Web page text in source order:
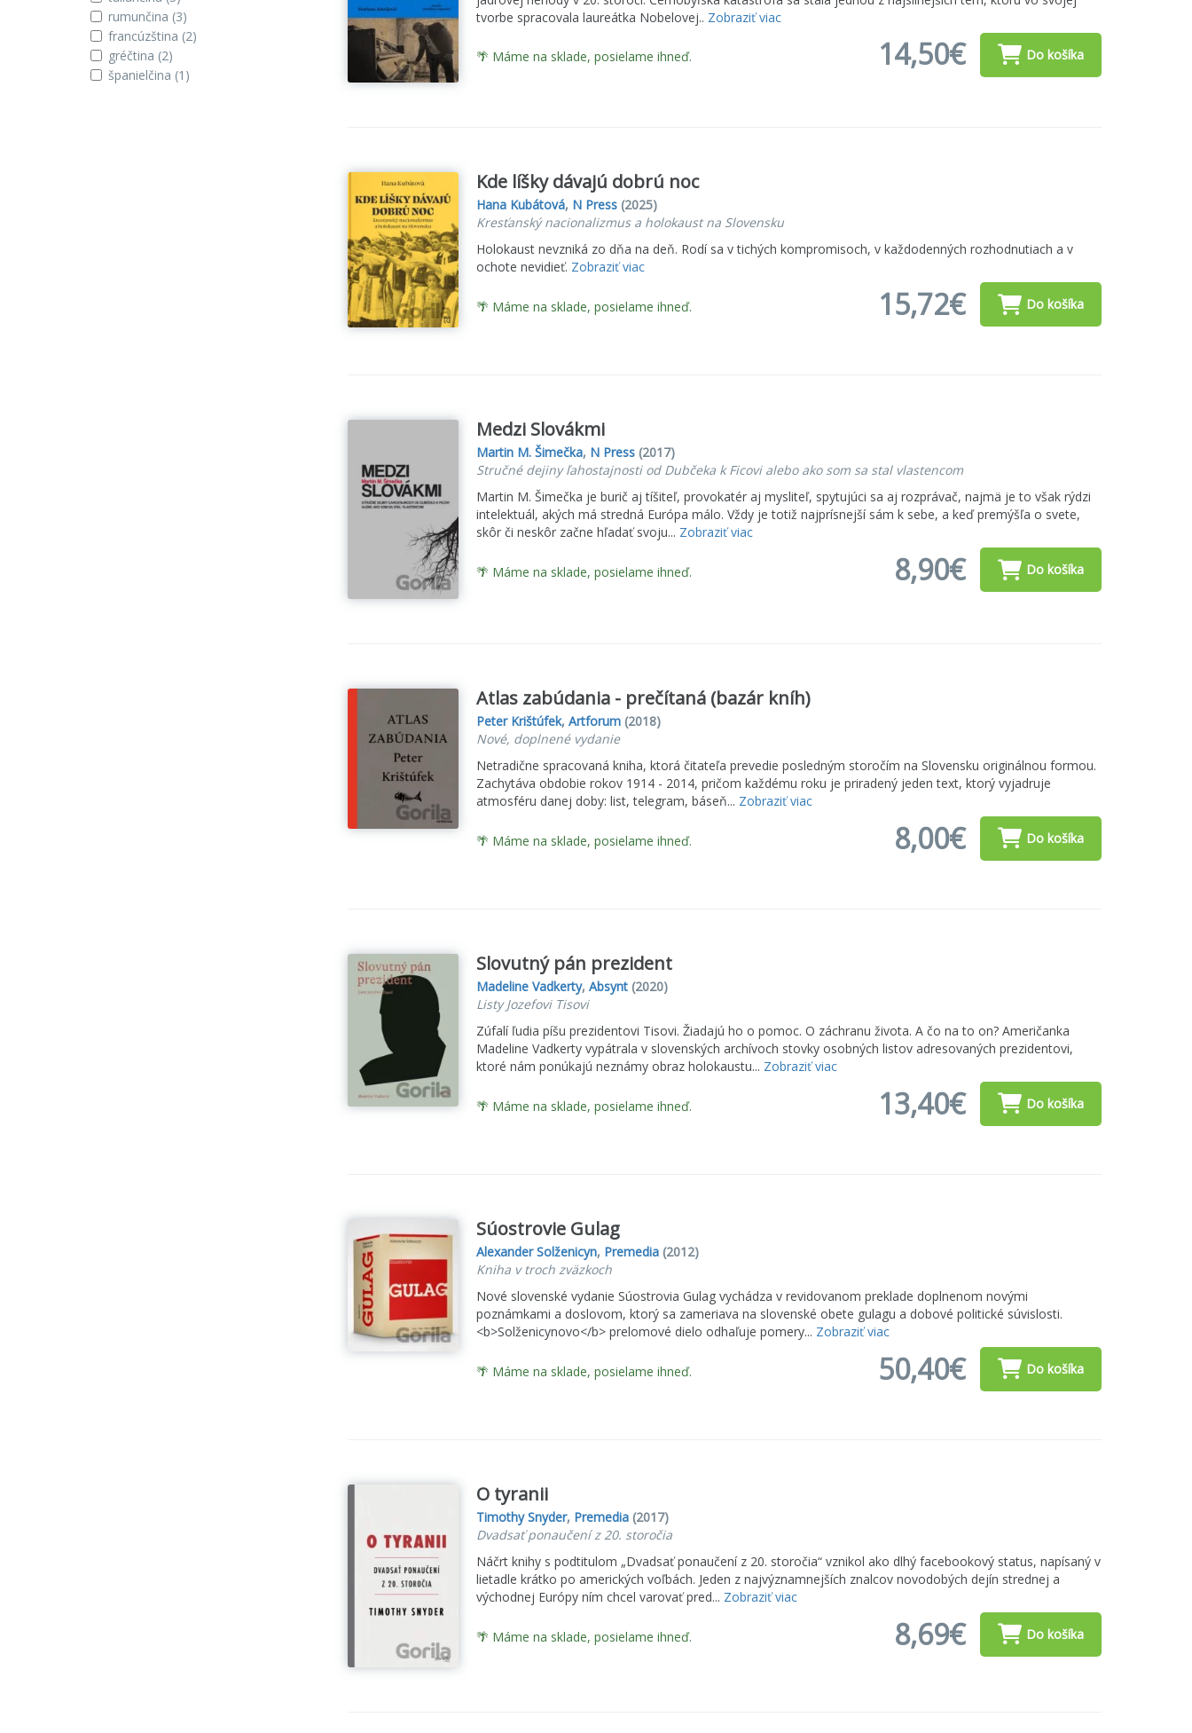
rumunčina (3)
francúzština (2)
gréčtina (2)
španielčina (1)
tvorbe spracovala laureátka Nobelovej.. Zobraziť viac
🌴 Máme na sklade, posielame ihneď. 14,50€ Do košíka
Kde líšky dávajú dobrú noc
Hana Kubátová, N Press(2025)
Kresťanský nacionalizmus a holokaust na Slovensku
Holokaust nevzniká zo dňa na deň. Rodí sa v tichých kompromisoch, v každodenných rozhodnutiach a v
ochote nevidieť. Zobraziť viac
🌴 Máme na sklade, posielame ihneď. 15,72€ Do košíka
Medzi Slovákmi
Martin M. Šimečka, N Press(2017)
Stručné dejiny ľahostajnosti od Dubčeka k Ficovi alebo ako som sa stal vlastencom
Martin M. Šimečka je burič aj tíšiteľ, provokatér aj mysliteľ, spytujúci sa aj rozprávač, najmä je to však rýdzi
intelektuál, akých má stredná Európa málo. Vždy je totiž najprísnejší sám k sebe, a keď premýšľa o svete,
skôr či neskôr začne hľadať svoju... Zobraziť viac
🌴 Máme na sklade, posielame ihneď. 8,90€ Do košíka
Atlas zabúdania - prečítaná (bazár kníh)
Peter Krištúfek, Artforum(2018)
Nové, doplnené vydanie
Netradične spracovaná kniha, ktorá čitateľa prevedie posledným storočím na Slovensku originálnou formou.
Zachytáva obdobie rokov 1914 - 2014, pričom každému roku je priradený jeden text, ktorý vyjadruje
atmosféru danej doby: list, telegram, báseň... Zobraziť viac
🌴 Máme na sklade, posielame ihneď. 8,00€ Do košíka
Slovutný pán prezident
Madeline Vadkerty, Absynt(2020)
Listy Jozefovi Tisovi
Zúfalí ľudia píšu prezidentovi Tisovi. Žiadajú ho o pomoc. O záchranu života. A čo na to on? Američanka
Madeline Vadkerty vypátrala v slovenských archívoch stovky osobných listov adresovaných prezidentovi,
ktoré nám ponúkajú neznámy obraz holokaustu... Zobraziť viac
🌴 Máme na sklade, posielame ihneď. 13,40€ Do košíka
Súostrovie Gulag
Alexander Solženicyn, Premedia(2012)
Kniha v troch zväzkoch
Nové slovenské vydanie Súostrovia Gulag vychádza v revidovanom preklade doplnenom novými
poznámkami a doslovom, ktorý sa zameriava na slovenské obete gulagu a dobové politické súvislosti.
<b>Solženicynovo</b> prelomové dielo odhaľuje pomery... Zobraziť viac
🌴 Máme na sklade, posielame ihneď. 50,40€ Do košíka
O tyranii
Timothy Snyder, Premedia(2017)
Dvadsať ponaučení z 20. storočia
Náčrt knihy s podtitulom „Dvadsať ponaučení z 20. storočia“ vznikol ako dlhý facebookový status, napísaný v
lietadle krátko po amerických voľbách. Jeden z najvýznamnejších znalcov novodobých dejín strednej a
východnej Európy ním chcel varovať pred... Zobraziť viac
🌴 Máme na sklade, posielame ihneď. 8,69€ Do košíka